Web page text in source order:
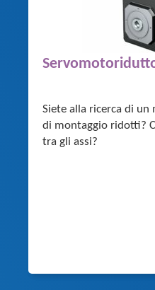
Siete alla ricerca di
di montaggio ridotti?
tra gli assi?